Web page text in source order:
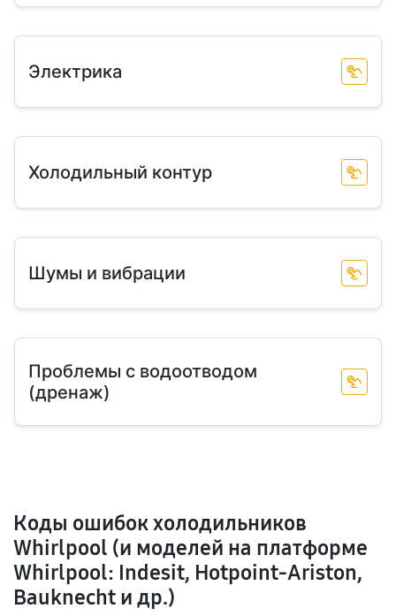
Электрика
Холодильный контур
Шумы и вибрации
Проблемы с водоотводом
(дренаж)
Коды ошибок холодильников
Whirlpool (и моделей на платформе
Whirlpool: Indesit, Hotpoint-Ariston,
Bauknecht и др.)